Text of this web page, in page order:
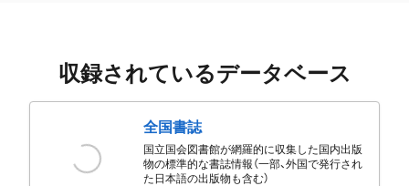
収録されているデータベース
全国書誌
国立国会図書館が網羅的に収集した国内出版
物の標準的な書誌情報（一部、外国で発行され
た日本語の出版物も含む）